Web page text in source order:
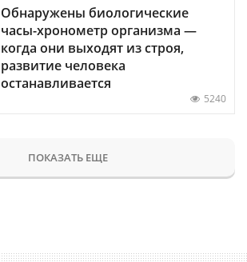
Обнаружены биологические
часы-хронометр организма —
когда они выходят из строя,
развитие человека
останавливается
5240
ПОКАЗАТЬ ЕЩЕ